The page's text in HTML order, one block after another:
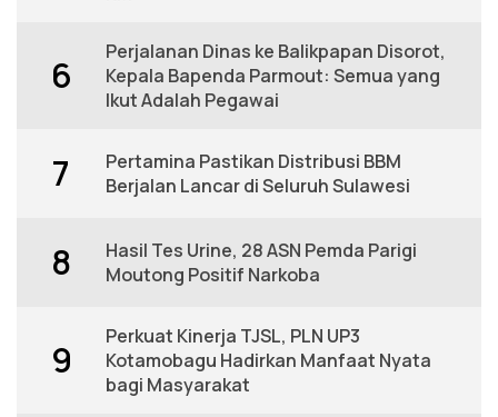
6
Perjalanan Dinas ke Balikpapan Disorot,
Kepala Bapenda Parmout: Semua yang
Ikut Adalah Pegawai
7
Pertamina Pastikan Distribusi BBM
Berjalan Lancar di Seluruh Sulawesi
8
Hasil Tes Urine, 28 ASN Pemda Parigi
Moutong Positif Narkoba
9
Perkuat Kinerja TJSL, PLN UP3
Kotamobagu Hadirkan Manfaat Nyata
bagi Masyarakat